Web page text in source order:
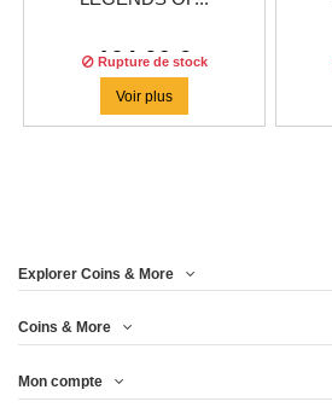
124,96 €
Rupture de stock
Voir plus
Explorer Coins & More
Coins & More
Mon compte